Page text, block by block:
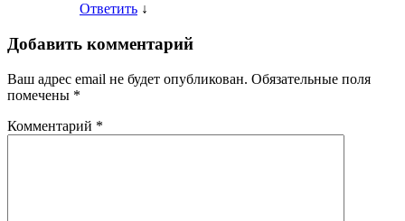
Ответить ↓
Добавить комментарий
Ваш адрес email не будет опубликован. Обязательные поля
помечены *
Комментарий *